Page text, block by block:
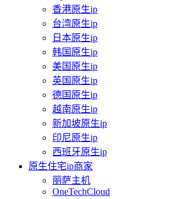
香港原生ip
台湾原生ip
日本原生ip
韩国原生ip
美国原生ip
英国原生ip
德国原生ip
越南原生ip
新加坡原生ip
印尼原生ip
西班牙原生ip
原生住宅ip商家
丽萨主机
OneTechCloud